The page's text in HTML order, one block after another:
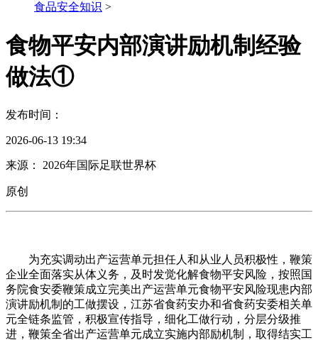
食品安全知识 >
食物平安内部演讲励机制经验
做法①
发布时间：
2026-06-13 19:34
来源： 2026年国际足联世界杯
原创
为充实调动出产运营单元担任人和从业人员积极性，鞭策
企业全面落实从体义务，及时发觉化解食物平安风险，按照国
务院食安委鞭策成立完美出产运营单元食物平安风险现患内部
演讲励机制的工做摆设，江苏省食药安办和省食药安委相关单
元全链条监管，积极宣传指导，细化工做行动，分层分级推
进，鞭策全省出产运营单元成立实施内部励机制，取得结实工